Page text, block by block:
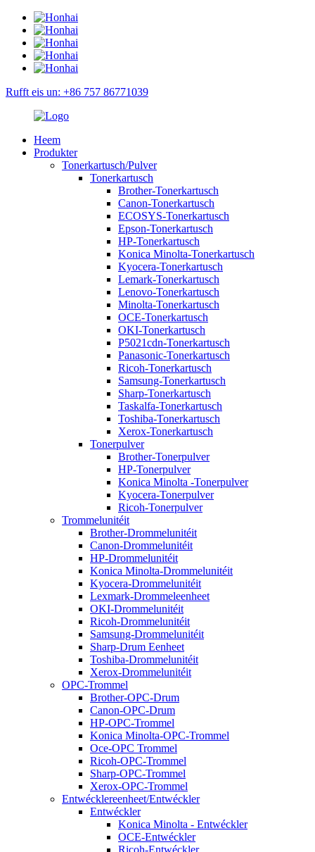
Rufft eis un: +86 757 86771039
Heem
Produkter
Tonerkartusch/Pulver
Tonerkartusch
Brother-Tonerkartusch
Canon-Tonerkartusch
ECOSYS-Tonerkartusch
Epson-Tonerkartusch
HP-Tonerkartusch
Konica Minolta-Tonerkartusch
Kyocera-Tonerkartusch
Lemark-Tonerkartusch
Lenovo-Tonerkartusch
Minolta-Tonerkartusch
OCE-Tonerkartusch
OKI-Tonerkartusch
P5021cdn-Tonerkartusch
Panasonic-Tonerkartusch
Ricoh-Tonerkartusch
Samsung-Tonerkartusch
Sharp-Tonerkartusch
Taskalfa-Tonerkartusch
Toshiba-Tonerkartusch
Xerox-Tonerkartusch
Tonerpulver
Brother-Tonerpulver
HP-Tonerpulver
Konica Minolta -Tonerpulver
Kyocera-Tonerpulver
Ricoh-Tonerpulver
Trommelunitéit
Brother-Drommelunitéit
Canon-Drommelunitéit
HP-Drommelunitéit
Konica Minolta-Drommelunitéit
Kyocera-Drommelunitéit
Lexmark-Drommeleenheet
OKI-Drommelunitéit
Ricoh-Drommelunitéit
Samsung-Drommelunitéit
Sharp-Drum Eenheet
Toshiba-Drommelunitéit
Xerox-Drommelunitéit
OPC-Trommel
Brother-OPC-Drum
Canon-OPC-Drum
HP-OPC-Trommel
Konica Minolta-OPC-Trommel
Oce-OPC Trommel
Ricoh-OPC-Trommel
Sharp-OPC-Trommel
Xerox-OPC-Trommel
Entwécklereenheet/Entwéckler
Entwéckler
Konica Minolta - Entwéckler
OCE-Entwéckler
Ricoh-Entwéckler